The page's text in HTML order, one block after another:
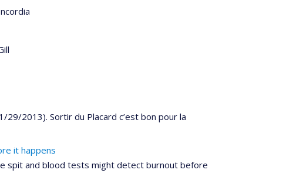
2013). Sortir du Placard c’est bon pour la
it happens
spit and blood tests might detect burnout before